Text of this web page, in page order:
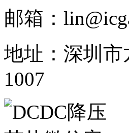
邮箱：
地址：深圳
1007